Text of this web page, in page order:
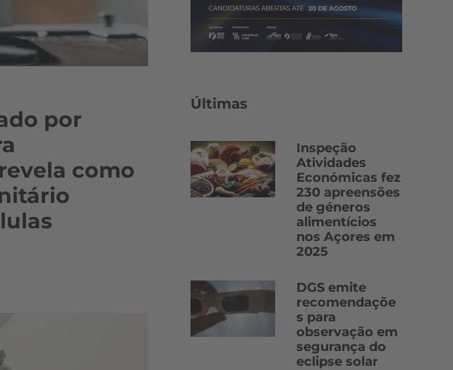
por
como
Últimas
Inspeção
Atividades
Económicas fez
230 apreensões
de géneros
alimentícios
nos Açores em
2025
DGS emite
recomendaçõe
s para
observação em
segurança do
eclipse solar